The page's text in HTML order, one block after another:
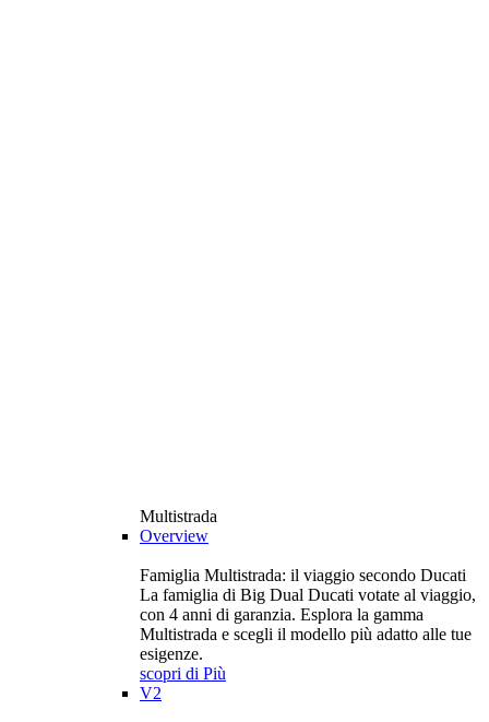
Multistrada
Overview
Famiglia Multistrada: il viaggio secondo Ducati
La famiglia di Big Dual Ducati votate al viaggio,
con 4 anni di garanzia. Esplora la gamma
Multistrada e scegli il modello più adatto alle tue
esigenze.
scopri di Più
V2